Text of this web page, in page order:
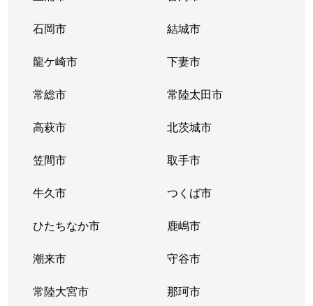
石岡市 結城市
龍ケ崎市 下妻市
常総市 常陸太田市
高萩市 北茨城市
笠間市 取手市
牛久市 つくば市
ひたちなか市 鹿嶋市
潮来市 守谷市
常陸大宮市 那珂市